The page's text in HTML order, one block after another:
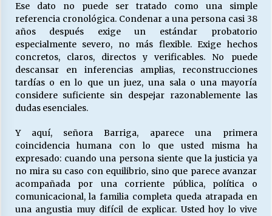
Ese dato no puede ser tratado como una simple
referencia cronológica. Condenar a una persona casi 38
años después exige un estándar probatorio
especialmente severo, no más flexible. Exige hechos
concretos, claros, directos y verificables. No puede
descansar en inferencias amplias, reconstrucciones
tardías o en lo que un juez, una sala o una mayoría
considere suficiente sin despejar razonablemente las
dudas esenciales.
Y aquí, señora Barriga, aparece una primera
coincidencia humana con lo que usted misma ha
expresado: cuando una persona siente que la justicia ya
no mira su caso con equilibrio, sino que parece avanzar
acompañada por una corriente pública, política o
comunicacional, la familia completa queda atrapada en
una angustia muy difícil de explicar. Usted hoy lo vive